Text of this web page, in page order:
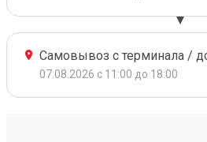
Самовывоз с терминала /
07.08.2026 с 11:00 до 18:00